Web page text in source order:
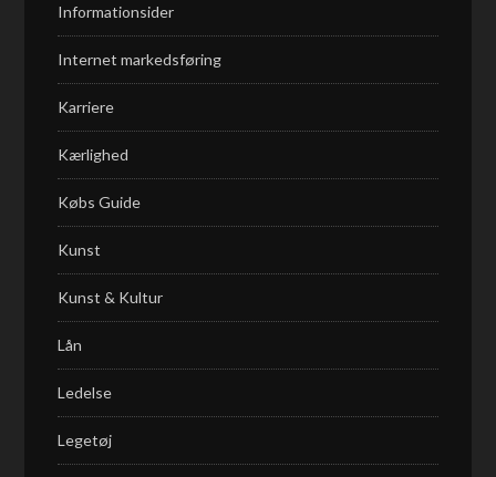
Informationsider
Internet markedsføring
Karriere
Kærlighed
Købs Guide
Kunst
Kunst & Kultur
Lån
Ledelse
Legetøj